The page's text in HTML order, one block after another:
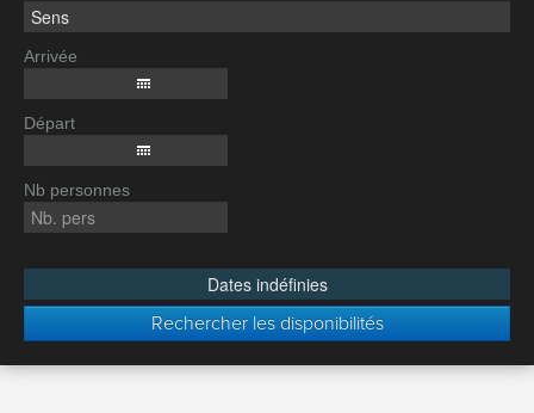
Arrivée
Départ
Nb personnes
Dates indéfinies
Rechercher les disponibilités